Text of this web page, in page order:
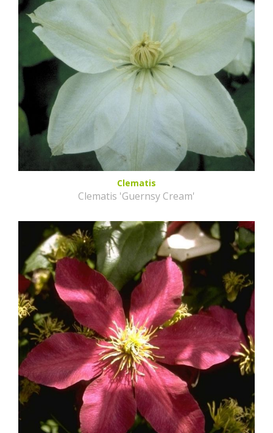
Clematis
Clematis 'Guernsy Cream'